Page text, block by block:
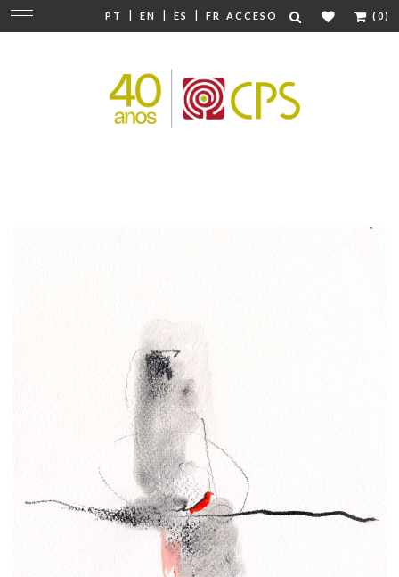
PT | EN | ES | FR ACCESO (0)
Cambiar
navegación